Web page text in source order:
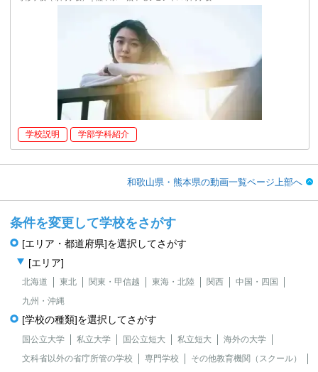
学校説明 学部学科紹介
和歌山県・熊本県の動画一覧ページ上部へ
条件を変更して学校をさがす
[エリア・都道府県]を選択してさがす
[エリア]
北海道 東北 関東・甲信越 東海・北陸 関西
中国・四国
九州・沖縄
[学校の種類]を選択してさがす
国公立大学 私立大学 国公立短大 私立短大
海外の大学
文科省以外の省庁所管の学校
専門学校
その他教育機関（スクール）